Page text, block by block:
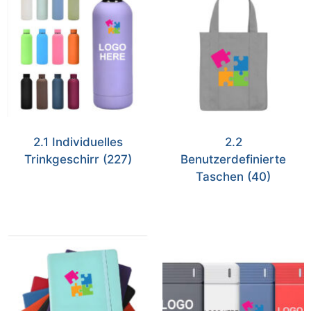
2.1 Individuelles
Trinkgeschirr (227)
2.2
Benutzerdefinierte
Taschen (40)